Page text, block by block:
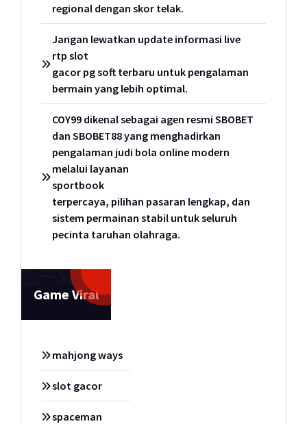
regional dengan skor telak.
Jangan lewatkan update informasi live
rtp slot
gacor pg soft terbaru untuk pengalaman
bermain yang lebih optimal.
COY99 dikenal sebagai agen resmi SBOBET
dan SBOBET88 yang menghadirkan
pengalaman judi bola online modern
melalui layanan
sportbook
terpercaya, pilihan pasaran lengkap, dan
sistem permainan stabil untuk seluruh
pecinta taruhan olahraga.
Game Viral
mahjong ways
slot gacor
spaceman